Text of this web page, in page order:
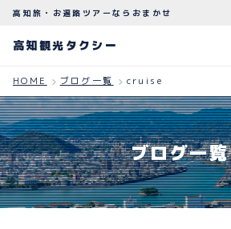
高知観光タクシー
ABOUT
観光タクシーについて
PLAN
観光プラン
高知旅・お遍路ツアーならおまかせ
高知観光タクシー
HOME ブログ一覧 cruise
ブログ一覧